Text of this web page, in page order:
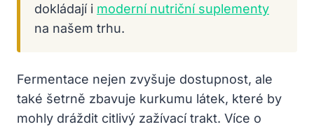
dokládají i moderní nutriční suplementy
na našem trhu.
Fermentace nejen zvyšuje dostupnost, ale
také šetrně zbavuje kurkumu látek, které by
mohly dráždit citlivý zažívací trakt. Více o